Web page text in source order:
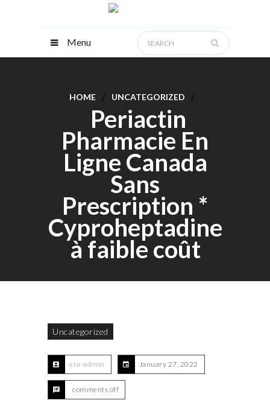
Menu
HOME UNCATEGORIZED
Periactin
Pharmacie En
Ligne Canada
Sans
Prescription *
Cyproheptadine
à faible coût
Uncategorized
era-admin January 27, 2022
comments off